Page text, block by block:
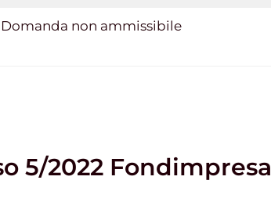
Domanda non ammissibile
5/2022 Fondimpresa